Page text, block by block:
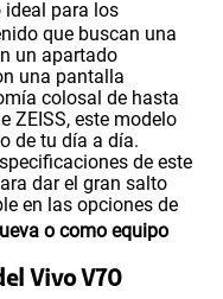
S/159.90
en alta velocidad
S/189.90
en alta velocidad
S/289.90
para los
que buscan una
un apartado
una pantalla
colosal de hasta
ZEISS, este modelo
de tu día a día.
de este
dar el gran salto
en las opciones de
o como equipo
Vivo V70